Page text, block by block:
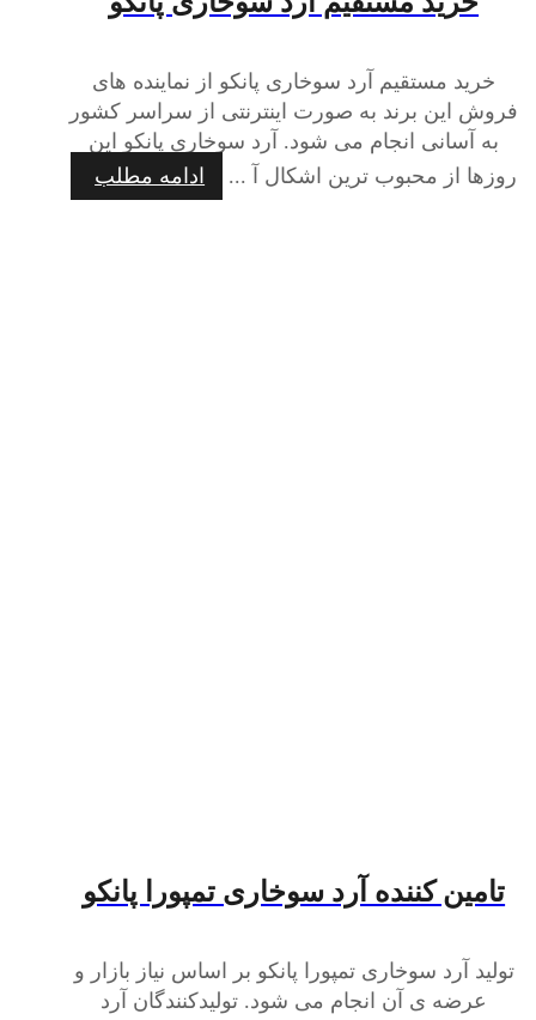
خرید مستقیم آرد سوخاری پانکو از نماینده های
فروش این برند به صورت اینترنتی از سراسر کشور
به آسانی انجام می شود. آرد سوخاری پانکو این
روزها از محبوب ترین اشکال آ ...
ادامه مطلب
تامین کننده آرد سوخاری تمپورا پانکو
تولید آرد سوخاری تمپورا پانکو بر اساس نیاز بازار و
عرضه ی آن انجام می شود. تولیدکنندگان آرد